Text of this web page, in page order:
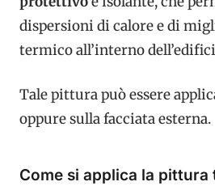
dispersioni di calore e di
termicoall’interno
Tale pittura può essere
oppure sulla facciata esterna.
Come si applica la pittura